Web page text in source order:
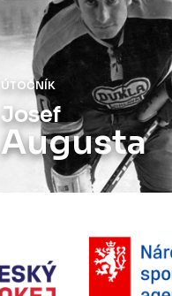
ÚTOČNÍK
Josef
Augusta